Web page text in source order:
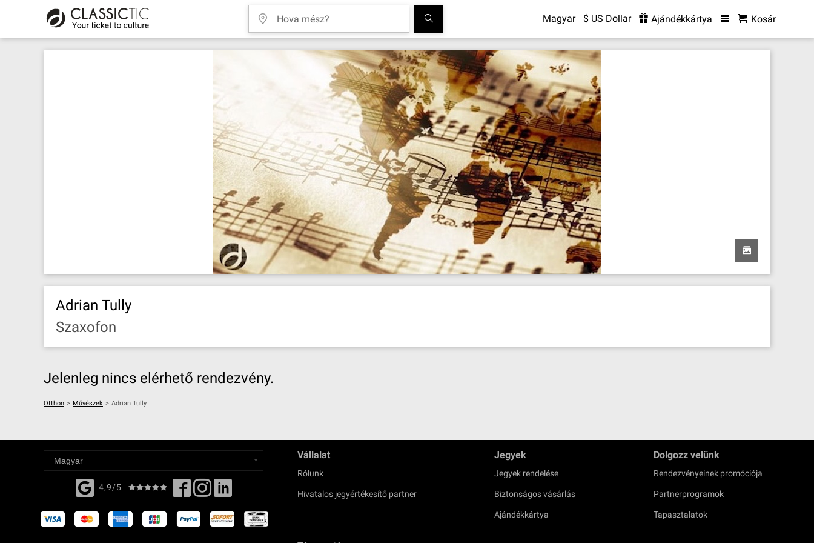
Magyar $ US Dollar Ajándékkártya Kosár
Adrian Tully
Szaxofon
Jelenleg nincs elérhető rendezvény.
Otthon > Művészek > Adrian Tully
4,9/5
Vállalat
Rólunk
Hivatalos jegyértékesítő partner
Jegyek
Jegyek rendelése
Biztonságos vásárlás
Ajándékkártya
Dolgozz velünk
Rendezvényeinek promóciója
Partnerprogramok
Tapasztalatok